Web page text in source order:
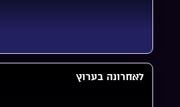
לאחרונה בערוץ